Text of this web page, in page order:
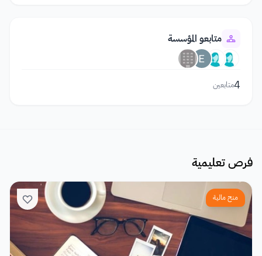
متابعو المؤسسة
4متابعين
فرص تعليمية
منح مالية